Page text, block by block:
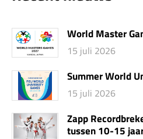
World Master
15 juli 2026
Summer World
15 juli 2026
Zapp
tussen 10-15